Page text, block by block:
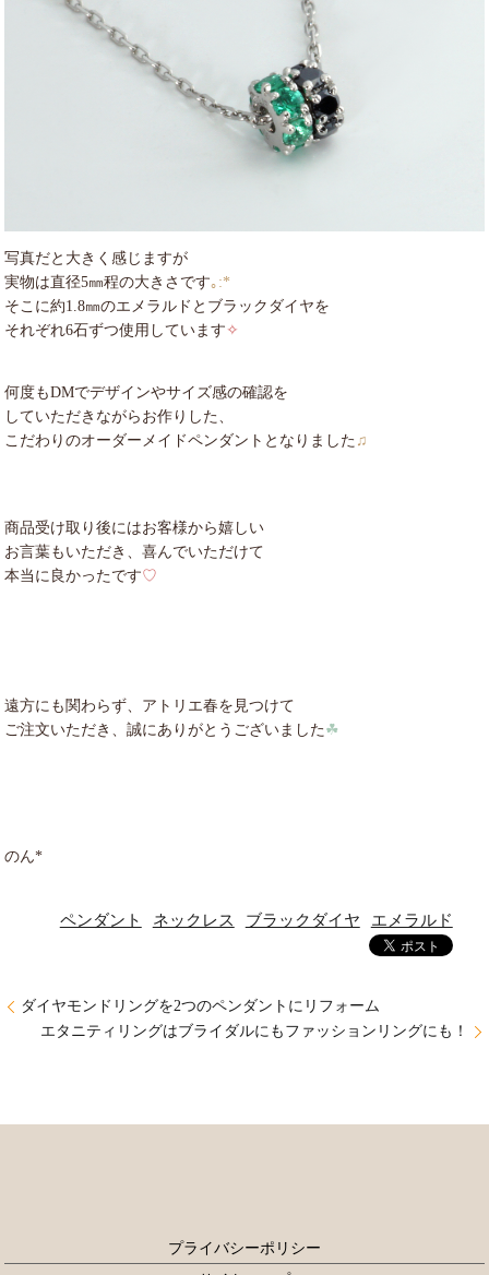
写真だと大きく感じますが
実物は直径5㎜程の大きさです｡:*
そこに約1.8㎜のエメラルドとブラックダイヤを
それぞれ6石ずつ使用しています✧
何度もDMでデザインやサイズ感の確認を
していただきながらお作りした、
こだわりのオーダーメイドペンダントとなりました ♫
商品受け取り後にはお客様から嬉しい
お言葉もいただき、喜んでいただけて
本当に良かったです♡
遠方にも関わらず、アトリエ春を見つけて
ご注文いただき、誠にありがとうございました☘︎
のん*
ペンダント ネックレス ブラックダイヤ エメラルド
ダイヤモンドリングを2つのペンダントにリフォーム
エタニティリングはブライダルにもファッションリングにも！
プライバシーポリシー